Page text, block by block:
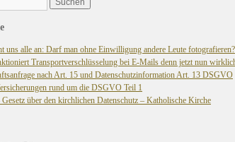
uns alle an: Darf man ohne Einwilligung andere Leute fotografieren?
Transportverschlüsselung bei E-Mails denn jetzt nun
nach Art. 15 und Datenschutzinformation Art. 13 DSGVO
rund um die DSGVO Teil 1
über den kirchlichen Datenschutz – Katholische Kirche